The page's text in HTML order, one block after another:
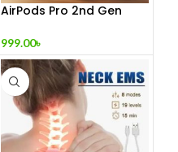
AirPods Pro 2nd Gen
999.00৳